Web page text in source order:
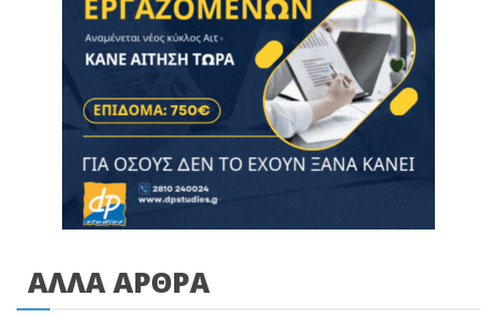
ΑΛΛΑ ΑΡΘΡΑ